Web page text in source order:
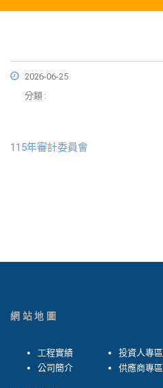
2026-06-25
分類 :
115年審計委員會
網站地圖
工程實績
公司簡介
投資人專區
供應商專區